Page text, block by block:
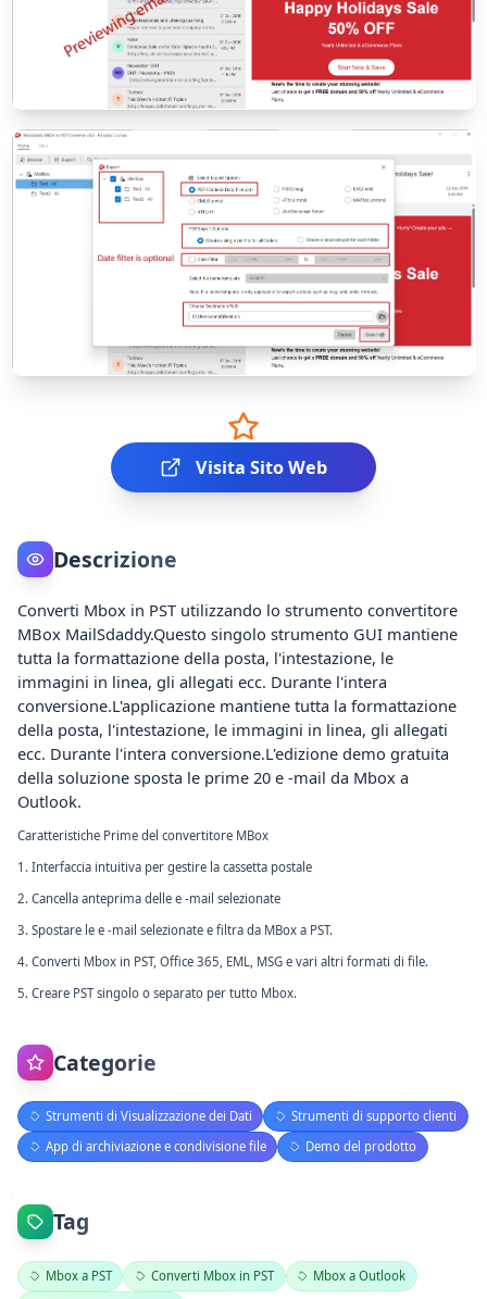
Visita Sito Web
Descrizione
Converti Mbox in PST utilizzando lo strumento convertitore
MBox MailSdaddy.Questo singolo strumento GUI mantiene
tutta la formattazione della posta, l'intestazione, le
immagini in linea, gli allegati ecc. Durante l'intera
conversione.L'applicazione mantiene tutta la formattazione
della posta, l'intestazione, le immagini in linea, gli allegati
ecc. Durante l'intera conversione.L'edizione demo gratuita
della soluzione sposta le prime 20 e -mail da Mbox a
Outlook.
Caratteristiche Prime del convertitore MBox
1. Interfaccia intuitiva per gestire la cassetta postale
2. Cancella anteprima delle e -mail selezionate
3. Spostare le e -mail selezionate e filtra da MBox a PST.
4. Converti Mbox in PST, Office 365, EML, MSG e vari altri formati di file.
5. Creare PST singolo o separato per tutto Mbox.
Categorie
Strumenti di Visualizzazione dei Dati
Strumenti di supporto clienti
App di archiviazione e condivisione file
Demo del prodotto
Tag
Mbox a PST Converti Mbox in PST
Mbox a Outlook